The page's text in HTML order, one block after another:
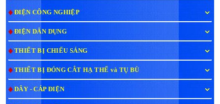
ĐIỆN CÔNG NGHIỆP
ĐIỆN DÂN DỤNG
THIẾT BỊ CHIẾU SÁNG
THIẾT BỊ ĐÓNG CẮT HẠ THẾ và TỤ BÙ
DÂY - CÁP ĐIỆN